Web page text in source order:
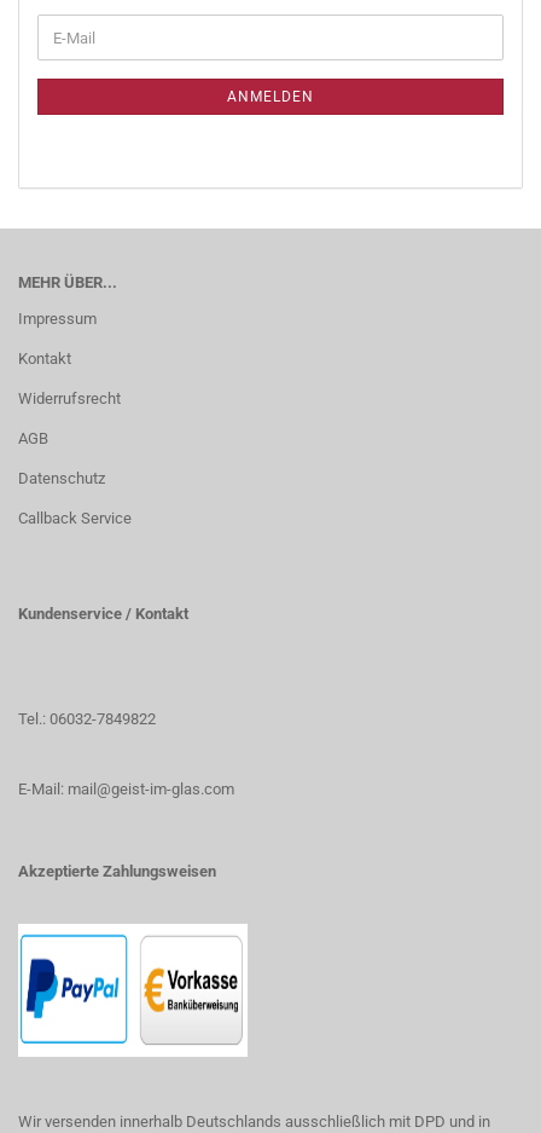
ANMELDEN
MEHR ÜBER...
Impressum
Kontakt
Widerrufsrecht
AGB
Datenschutz
Callback Service
Kundenservice / Kontakt
Tel.: 06032-7849822
E-Mail: mail@geist-im-glas.com
Akzeptierte Zahlungsweisen
Wir versenden innerhalb Deutschlands ausschließlich mit DPD und in